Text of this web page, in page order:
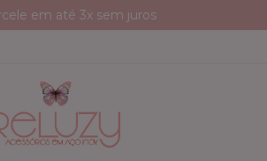
dúvida? Entre em contato